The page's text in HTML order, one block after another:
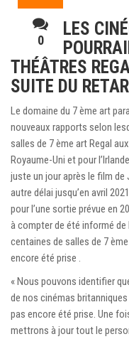
0
LES
THÉÂTRES
SUITE DU
Le domaine du 7 ème art
nouveaux rapports selon
salles de 7 ème art Regal
Royaume-Uni et pour
juste un jour après le film de
autre délai jusqu’en avril
pour l’une sortie prévue en
à compter de été informé
centaines de salles de 7
encore été prise .
« Nous pouvons identifier
de nos cinémas
pas encore été prise. Une
mettrons à jour tout le